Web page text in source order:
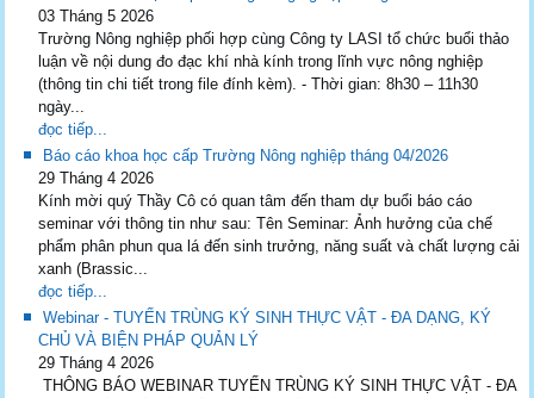
03 Tháng 5 2026
Trường Nông nghiệp phối hợp cùng Công ty LASI tổ chức buổi thảo
luận về nội dung đo đạc khí nhà kính trong lĩnh vực nông nghiệp
(thông tin chi tiết trong file đính kèm). - Thời gian: 8h30 – 11h30
ngày...
đọc tiếp...
Báo cáo khoa học cấp Trường Nông nghiệp tháng 04/2026
29 Tháng 4 2026
Kính mời quý Thầy Cô có quan tâm đến tham dự buổi báo cáo
seminar với thông tin như sau: Tên Seminar: Ảnh hưởng của chế
phẩm phân phun qua lá đến sinh trưởng, năng suất và chất lượng cải
xanh (Brassic...
đọc tiếp...
Webinar - TUYẾN TRÙNG KÝ SINH THỰC VẬT - ĐA DẠNG, KÝ
CHỦ VÀ BIỆN PHÁP QUẢN LÝ
29 Tháng 4 2026
THÔNG BÁO WEBINAR TUYẾN TRÙNG KÝ SINH THỰC VẬT - ĐA